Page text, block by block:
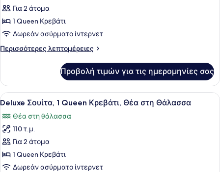
Up)
φωτογραφιών
για
Executive
Σουίτα,
1
Κρεβάτι,
Θέα
στην
Πισίνα
Για 2 άτομα
1 Queen Κρεβάτι
Δωρεάν ασύρματο ίντερνετ
Περισσότερες λεπτομέρειες
Περισσότερες
Σουίτα,
Queen
Θέα
στην
Προβολή τιμών για τις ημερομηνίες σας
Προβολή
όλων
των
φωτογραφιών
για
Deluxe
Σουίτα,
Ένα μπαλκόνι με ένα τραπέζι και
2
Deluxe Σουίτα, 1 Queen Κρεβάτι, Θέα στη Θάλασσα
Θέα στη θάλασσα
110 τ.μ.
Για 2 άτομα
1 Queen Κρεβάτι
Δωρεάν ασύρματο ίντερνετ